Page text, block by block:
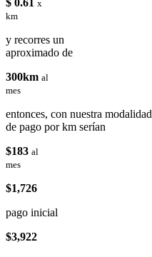
x
km
y recorres un
aproximado de
300km al
mes
entonces, con nuestra modalidad
de pago por km serían
$183 al
mes
$1,726
pago inicial
$3,922